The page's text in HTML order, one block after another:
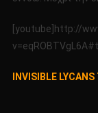
[youtube]http://
INVISIBLE